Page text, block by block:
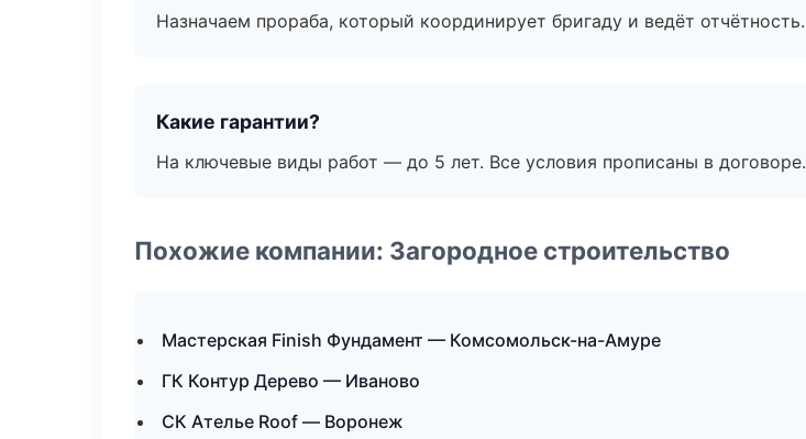
Назначаем прораба, который координирует бригаду и ведёт отчётность.
Какие гарантии?
На ключевые виды работ — до 5 лет. Все условия прописаны в договоре.
Похожие компании: Загородное строительство
Мастерская Finish Фундамент — Комсомольск-на-Амуре
ГК Контур Дерево — Иваново
СК Ателье Roof — Воронеж